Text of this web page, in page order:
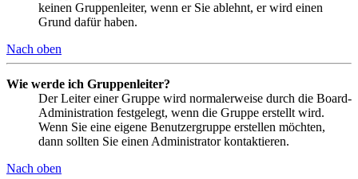
keinen Gruppenleiter, wenn er Sie ablehnt, er wird einen
Grund dafür haben.
Nach oben
Wie werde ich Gruppenleiter?
Der Leiter einer Gruppe wird normalerweise durch die Board-
Administration festgelegt, wenn die Gruppe erstellt wird.
Wenn Sie eine eigene Benutzergruppe erstellen möchten,
dann sollten Sie einen Administrator kontaktieren.
Nach oben